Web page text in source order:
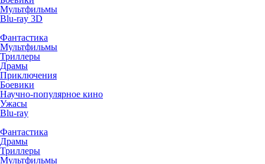
Мультфильмы
Blu-ray 3D
Фантастика
Мультфильмы
Триллеры
Драмы
Приключения
Боевики
Научно-популярное кино
Ужасы
Blu-ray
Фантастика
Драмы
Триллеры
Мультфильмы